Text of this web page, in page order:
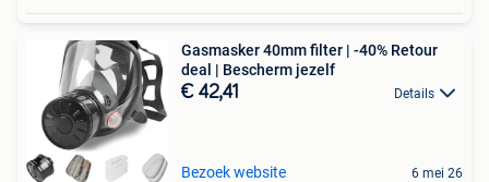
Gasmasker 40mm filter | -40% Retour
deal | Bescherm jezelf
€ 42,41 Details
Bezoek website 6 mei 26